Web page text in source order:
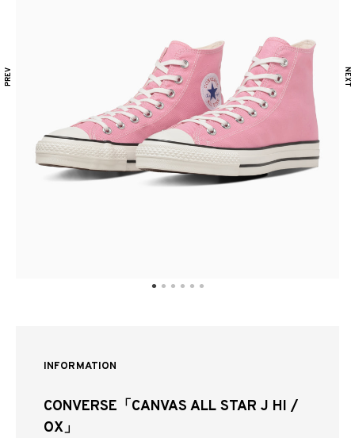
INFORMATION
CONVERSE「CANVAS ALL STAR J HI /
OX」